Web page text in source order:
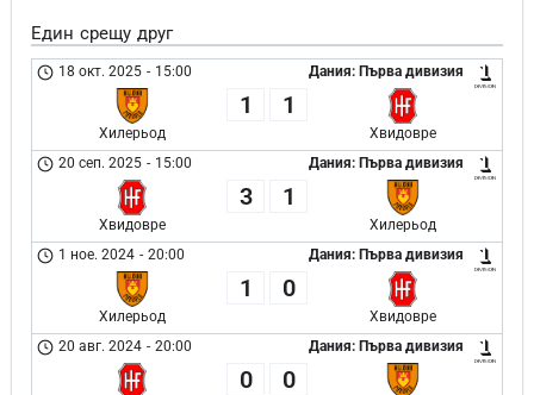
Един срещу друг
Дания: Първа дивизия
18 окт. 2025 - 15:00
Хилерьод
1 1
Хвидовре
Дания: Първа дивизия
20 сеп. 2025 - 15:00
Хвидовре
3 1
Хилерьод
Дания: Първа дивизия
1 ное. 2024 - 20:00
Хилерьод
1 0
Хвидовре
Дания: Първа дивизия
20 авг. 2024 - 20:00
0 0